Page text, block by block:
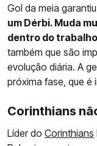
Gol da meia
um Dérbi. Muda
dentro do trabalho
também que são
evolução diária. A
próxima fase, que é
Corinthians
Líder do Corinthians